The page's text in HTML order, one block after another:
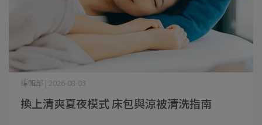
編輯部 | 2026-08-03
換上清爽夏夜模式 床包與涼被清洗指南